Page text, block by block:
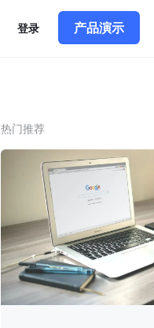
登录 产品演示
热门推荐